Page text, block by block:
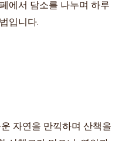
에서 담소를 나누며 하루
입니다.
자연을 만끽하며 산책을